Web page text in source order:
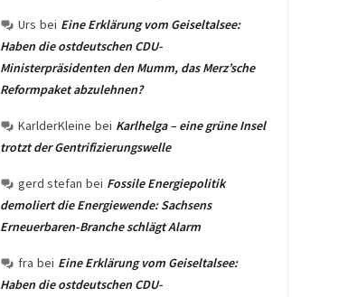
Urs bei Eine Erklärung vom Geiseltalsee:
Haben die ostdeutschen CDU-
Ministerpräsidenten den Mumm, das Merz’sche
Reformpaket abzulehnen?
KarlderKleine bei Karlhelga – eine grüne Insel
trotzt der Gentrifizierungswelle
gerd stefan bei Fossile Energiepolitik
demoliert die Energiewende: Sachsens
Erneuerbaren-Branche schlägt Alarm
fra bei Eine Erklärung vom Geiseltalsee:
Haben die ostdeutschen CDU-